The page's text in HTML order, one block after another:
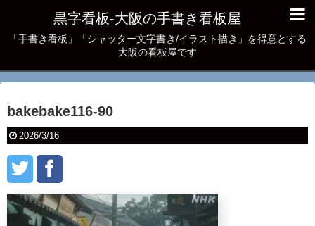
黒字看板‐大阪の手書き看板屋
「手書き看板」「シャッター文字書き/イラスト描き」を得意とする
大阪の看板屋です
bakebake116-90
2026/3/16